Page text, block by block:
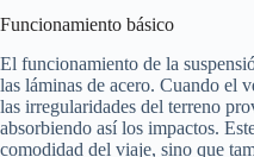
Funcionamiento básico
El funcionamiento de la
las láminas de acero. Cuando el
las irregularidades del terreno
absorbiendo así los impactos.
comodidad del viaje, sino que